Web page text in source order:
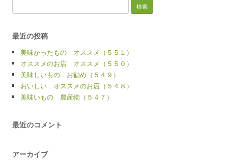
索:
最近の投稿
美味かったもの オススメ（５５１）
オススメのお店 オススメ（５５０）
美味しいもの お勧め（５４９）
おいしい オススメのお店（５４８）
美味いもの 農産物（５４７）
最近のコメント
アーカイブ